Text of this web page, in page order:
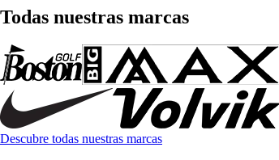
Todas nuestras marcas
Descubre todas nuestras marcas